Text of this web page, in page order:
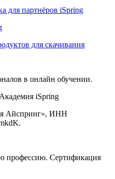
для партнёров iSpring
для скачивания
в онлайн обучении.
iSpring
Айспринг», ИНН
профессию. Сертификация